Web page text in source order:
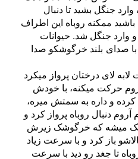
جنگل بشید تا دنبال
ممکنه روباه این اطراف
و وارد جنگل شد. حیوانات
صدای بلند خرگوشکو صدا
لای درختان پرواز میکرد
حرکت میکنه، با خودش
و داره به سمتش میره،
دنبال روباه پرواز کرد و
میشه که خرگوشک زیرش
باز کرد و با سرعت زیاد
تا جغد رو دید با سرعت